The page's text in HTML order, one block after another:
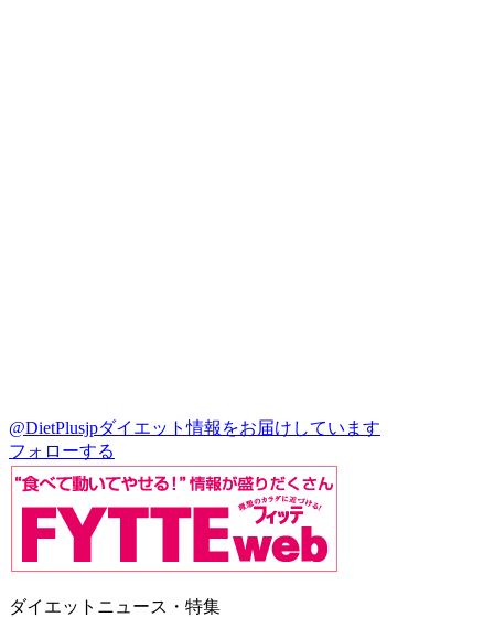
@DietPlusjpダイエット情報をお届けしています
フォローする
ダイエットニュース・特集